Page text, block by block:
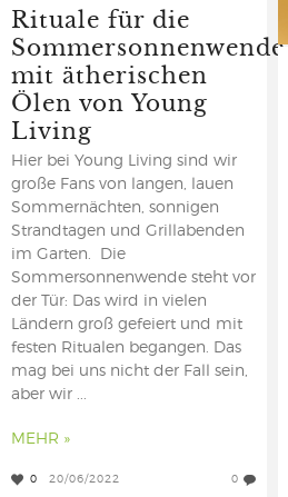
Rituale für die
Sommersonnenwende
mit ätherischen
Ölen von Young
Living
Hier bei Young Living sind wir
große Fans von langen, lauen
Sommernächten, sonnigen
Strandtagen und Grillabenden
im Garten. Die
Sommersonnenwende steht vor
der Tür: Das wird in vielen
Ländern groß gefeiert und mit
festen Ritualen begangen. Das
mag bei uns nicht der Fall sein,
aber wir ...
MEHR »
0 20/06/2022 0